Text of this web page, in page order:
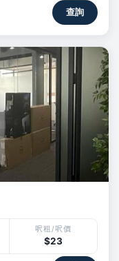
查詢
呎租/呎價
$23